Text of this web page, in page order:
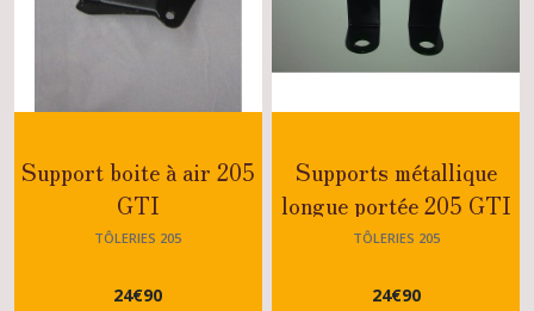
Support boite à air 205
GTI
TÔLERIES 205
24€90
Supports métallique
longue portée 205 GTI
TÔLERIES 205
24€90